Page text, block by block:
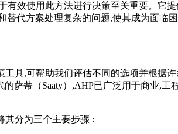
有效使用此方法进行决策至关重要。它
替代方案处理复杂的问题,使其成为面临
工具,可帮助我们评估不同的选项并根据
的萨蒂（Saaty）,AHP已广泛用于商业,工
其分为三个主要步骤 :